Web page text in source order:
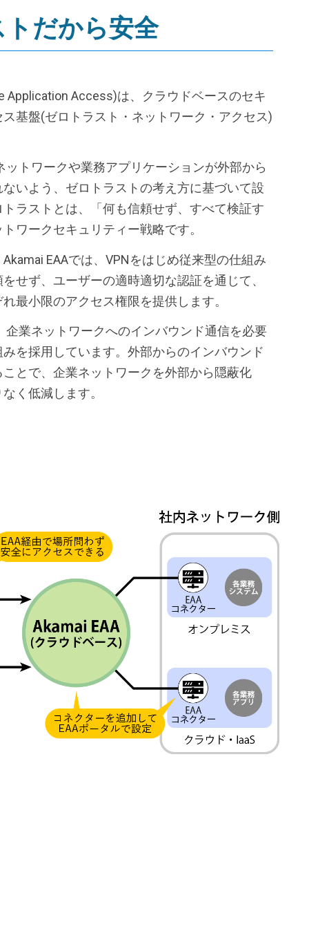
だから安全
Application Access)は、クラウドベースのセキ
基盤(ゼロトラスト・ネットワーク・アクセス)
ットワークや業務アプリケーションが外部から
いよう、ゼロトラストの考え方に基づいて設
ラストとは、「何も信頼せず、すべて検証す
ワークセキュリティー戦略です。
EAAでは、VPNをはじめ従来型の仕組み
せず、ユーザーの適時適切な認証を通じて、
最小限のアクセス権限を提供します。
企業ネットワークへのインバウンド通信を必要
を採用しています。外部からのインバウンド
とで、企業ネットワークを外部から隠蔽化
く低減します。